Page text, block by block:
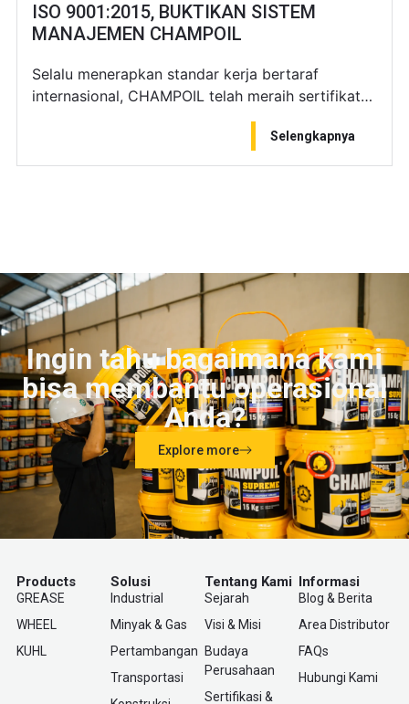
ISO 9001:2015, BUKTIKAN SISTEM
MANAJEMEN CHAMPOIL
Selalu menerapkan standar kerja bertaraf
internasional, CHAMPOIL telah meraih sertifikat…
Selengkapnya
Ingin tahu bagaimana kami
bisa membantu operasional
Anda?
Explore more
Products
GREASE
WHEEL
KUHL
Solusi
Industrial
Minyak & Gas
Pertambangan
Transportasi
Tentang Kami
Sejarah
Visi & Misi
Budaya
Perusahaan
Sertifikasi &
Informasi
Blog & Berita
Area Distributor
FAQs
Hubungi Kami